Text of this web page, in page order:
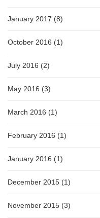
January 2017 (8)
October 2016 (1)
July 2016 (2)
May 2016 (3)
March 2016 (1)
February 2016 (1)
January 2016 (1)
December 2015 (1)
November 2015 (3)